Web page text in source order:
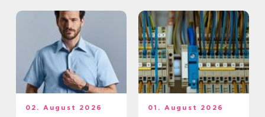
02. August 2026 01. August 2026